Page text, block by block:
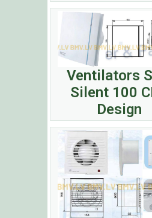
Ventilators
Silent 100
Design